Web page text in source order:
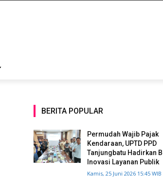
BERITA POPULAR
Permudah Wajib Pajak
Kendaraan, UPTD PPD
Tanjungbatu Hadirkan
Inovasi Layanan Publik
Kamis, 25 Juni 2026 15:45 WIB